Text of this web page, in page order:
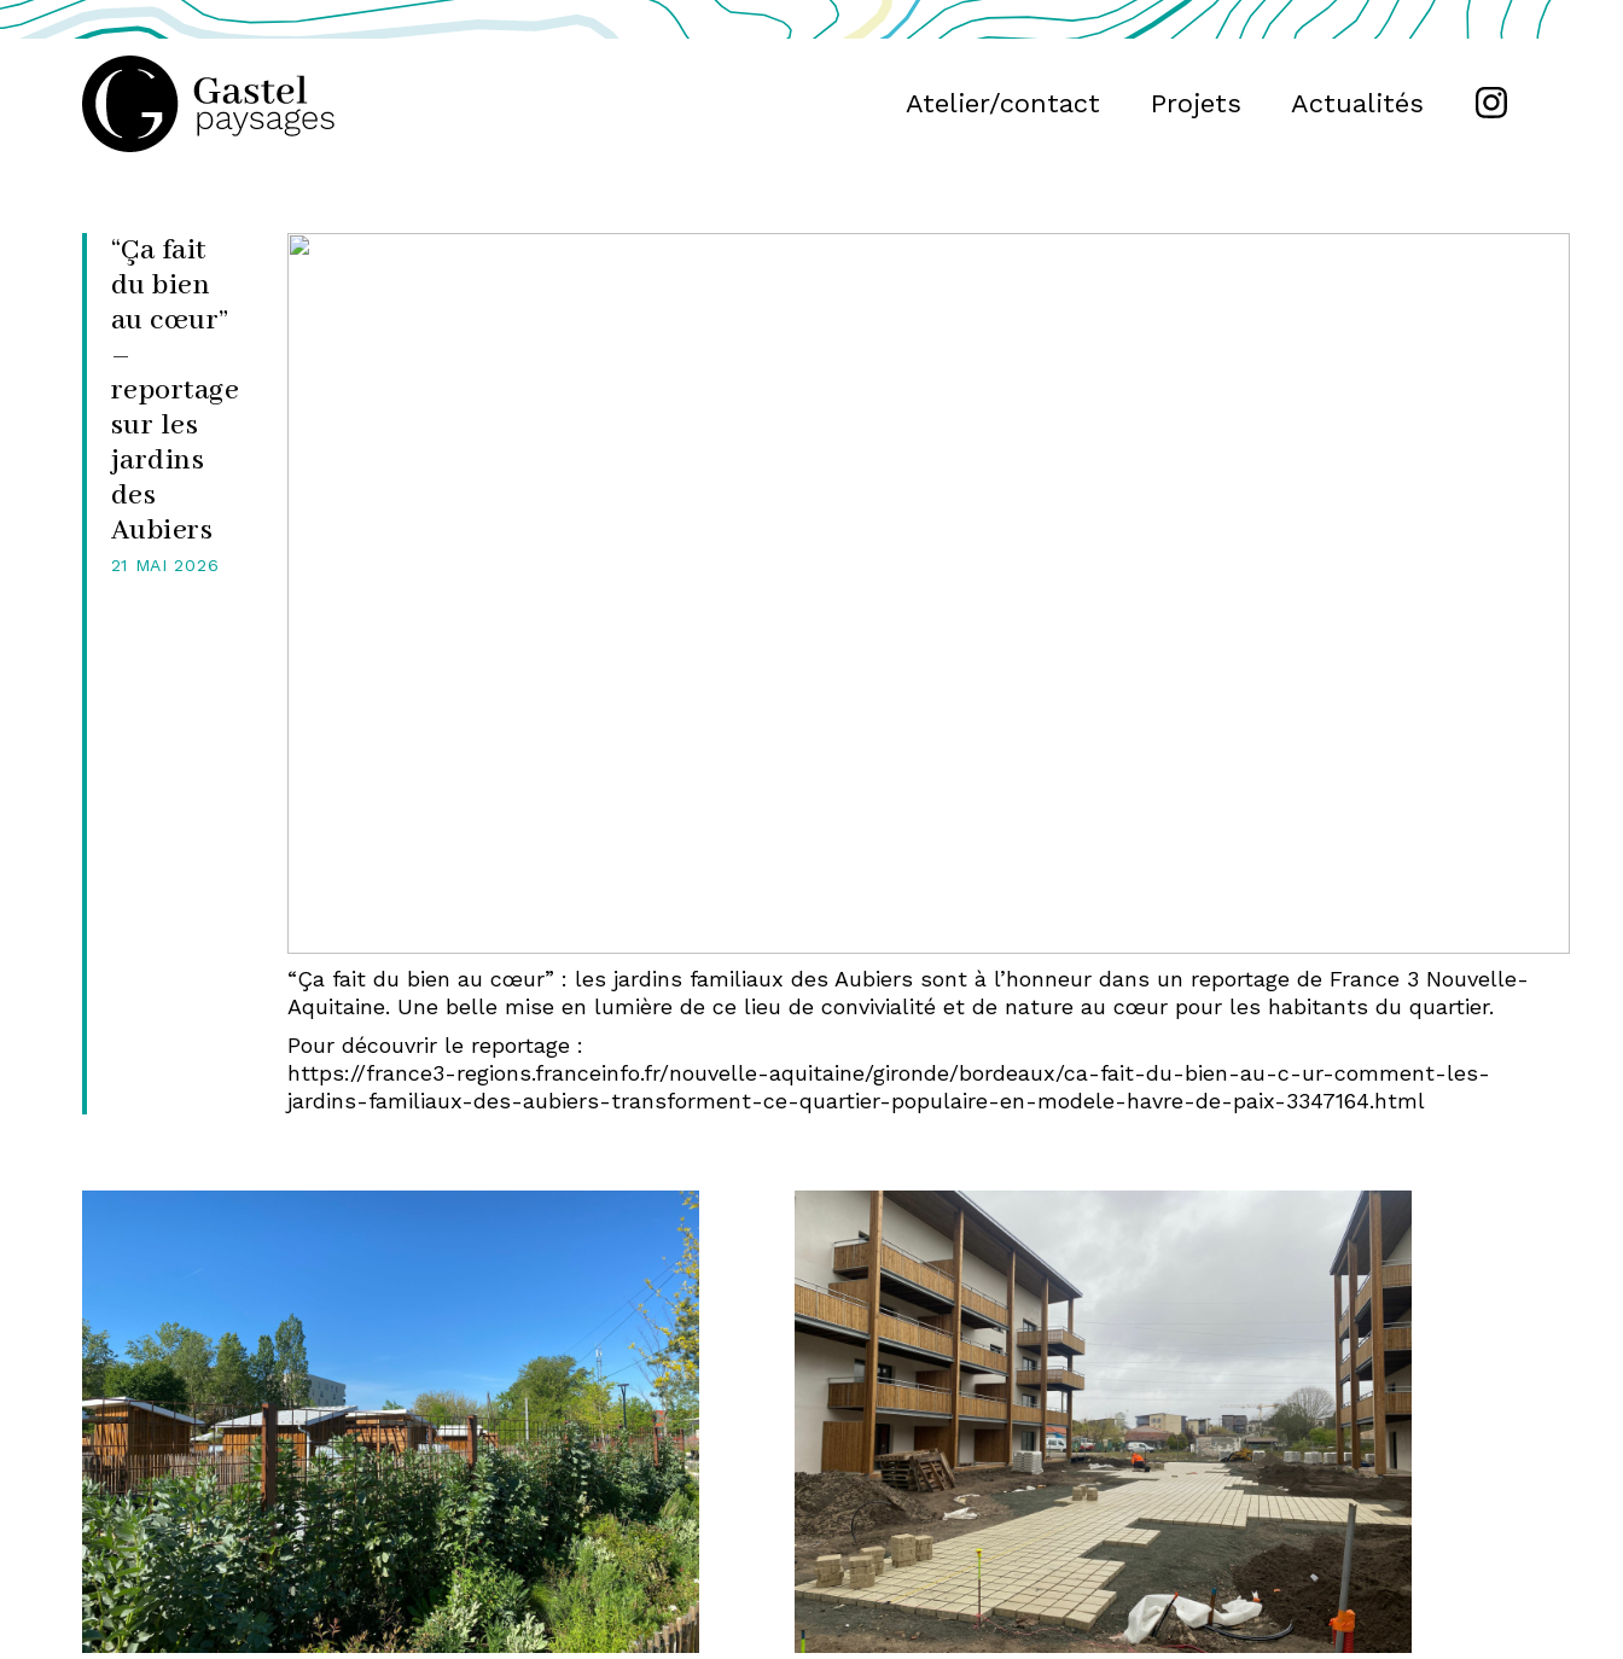
GASTEL,
PAYSAGISTE
Atelier/contact Projets Actualités
“Ça fait
du bien
au cœur”
–
reportage
sur les
jardins
des
Aubiers
21 MAI 2026
“Ça fait du bien au cœur” : les jardins familiaux des Aubiers sont à l’honneur dans un reportage de France 3 Nouvelle-
Aquitaine. Une belle mise en lumière de ce lieu de convivialité et de nature au cœur pour les habitants du quartier.
Pour découvrir le reportage :
https://france3-regions.franceinfo.fr/nouvelle-aquitaine/gironde/bordeaux/ca-fait-du-bien-au-c-ur-comment-les-
jardins-familiaux-des-aubiers-transforment-ce-quartier-populaire-en-modele-havre-de-paix-3347164.html